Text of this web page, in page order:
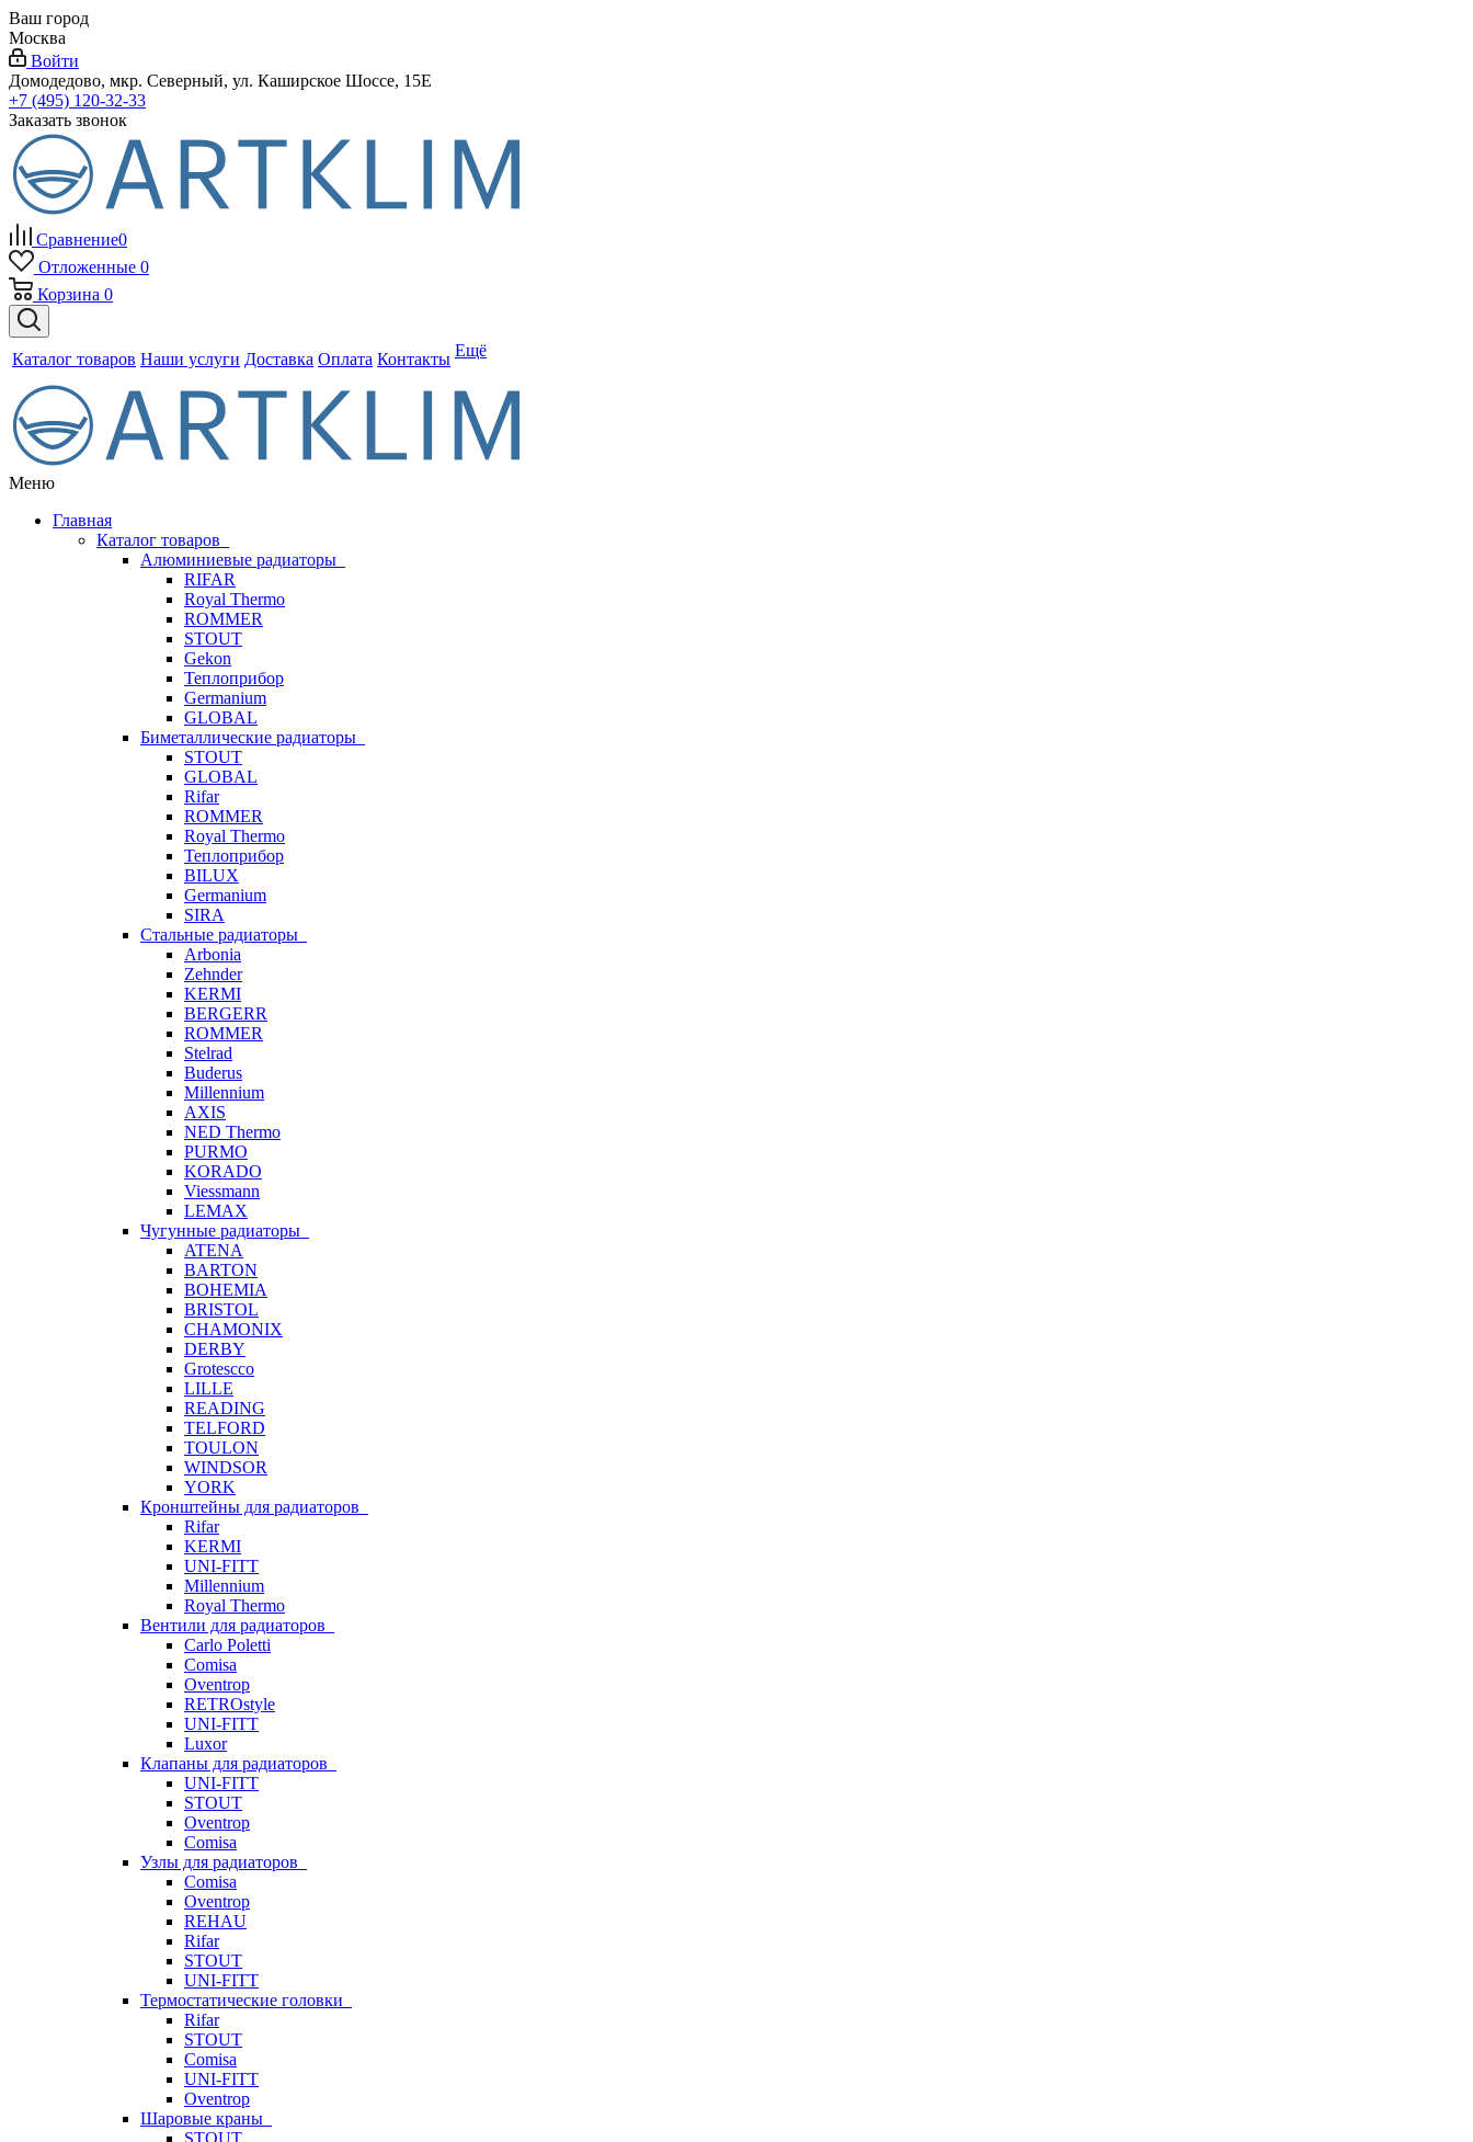
Ваш город
Москва
Войти
Домодедово, мкр. Северный, ул. Каширское Шоссе, 15Е
+7 (495) 120-32-33
Заказать звонок
Сравнение0
Отложенные 0
Корзина 0
Каталог товаров Наши услуги Доставка Оплата Контакты Ещё
Меню
Главная
Каталог товаров
Алюминиевые радиаторы
RIFAR
Royal Thermo
ROMMER
STOUT
Gekon
Теплоприбор
Germanium
GLOBAL
Биметаллические радиаторы
STOUT
GLOBAL
Rifar
ROMMER
Royal Thermo
Теплоприбор
BILUX
Germanium
SIRA
Стальные радиаторы
Arbonia
Zehnder
KERMI
BERGERR
ROMMER
Stelrad
Buderus
Millennium
AXIS
NED Thermo
PURMO
KORADO
Viessmann
LEMAX
Чугунные радиаторы
ATENA
BARTON
BOHEMIA
BRISTOL
CHAMONIX
DERBY
Grotescco
LILLE
READING
TELFORD
TOULON
WINDSOR
YORK
Кронштейны для радиаторов
Rifar
KERMI
UNI-FITT
Millennium
Royal Thermo
Вентили для радиаторов
Carlo Poletti
Comisa
Oventrop
RETROstyle
UNI-FITT
Luxor
Клапаны для радиаторов
UNI-FITT
STOUT
Oventrop
Comisa
Узлы для радиаторов
Comisa
Oventrop
REHAU
Rifar
STOUT
UNI-FITT
Термостатические головки
Rifar
STOUT
Comisa
UNI-FITT
Oventrop
Шаровые краны
STOUT